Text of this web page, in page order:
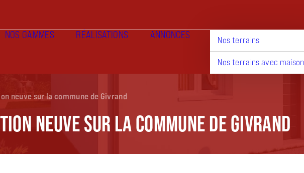
NOS GAMMES RÉALISATIONS ANNONCES Nos terrains
Nos terrains avec maison
neuve sur la commune de Givrand
NEUVE SUR LA COMMUNE DE GIVRAND